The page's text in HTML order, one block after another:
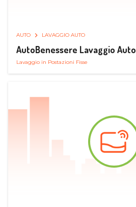
AUTO LAVAGGIO AUTO
AutoBenessere Lavaggio Auto
Lavaggio in Postazioni Fisse